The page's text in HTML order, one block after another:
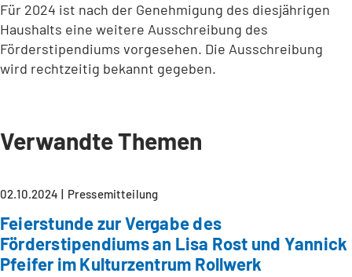
Für 2024 ist nach der Genehmigung des diesjährigen
Haushalts eine weitere Ausschreibung des
Förderstipendiums vorgesehen. Die Ausschreibung
wird rechtzeitig bekannt gegeben.
Verwandte Themen
02.10.2024 Pressemitteilung
Feierstunde zur Vergabe des
Förderstipendiums an Lisa Rost und Yannick
Pfeifer im Kulturzentrum Rollwerk